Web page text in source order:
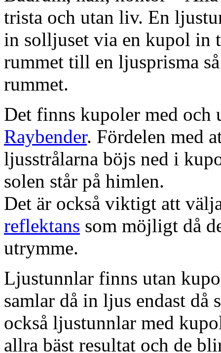
trista och utan liv. En
in solljuset via en kupol in
rummet till en ljusprisma
rummet.
Det finns kupoler med och
Raybender. Fördelen med
ljusstrålarna böjs ned i
solen står på himlen.
Det är också viktigt att
reflektans som möjligt då
utrymme.
Ljustunnlar finns utan
samlar då in ljus endast då
också ljustunnlar med
allra bäst resultat och de